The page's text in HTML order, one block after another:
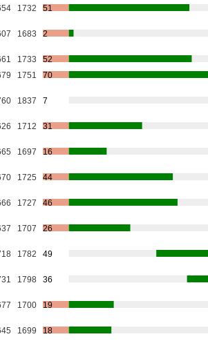
1732 51
1683 2
1733
52
1751 70
1837 7
1712 31
1697 16
1725 44
1727 46
1707 26
1782 49
1798 36
1700 19
1699 18